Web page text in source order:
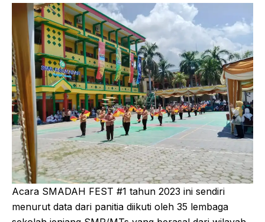
Acara SMADAH FEST #1 tahun 2023 ini sendiri
menurut data dari panitia diikuti oleh 35 lembaga